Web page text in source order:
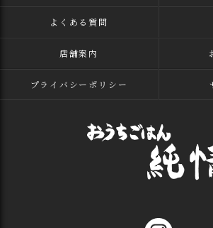
よくある質問
店舗案内
プライバシーポリシー